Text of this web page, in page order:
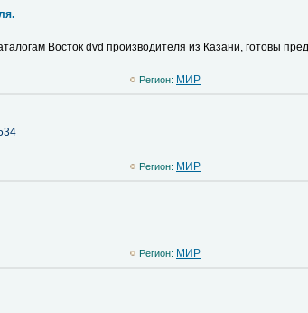
Восток dvd производителя из Казани, готовы
Регион: MИР
Регион: MИР
Регион: MИР